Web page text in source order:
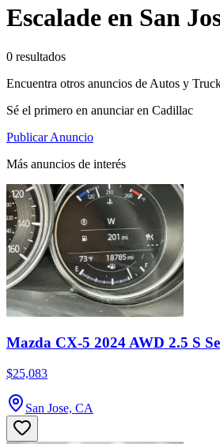
Escalade en San
0 resultados
Encuentra otros anuncios de Autos y
Sé el primero en anunciar en Cadillac
Publicar Anuncio
Más anuncios de interés
Mazda CX-5 2024 AWD 2.5 S
$25,083
San Jose, CA